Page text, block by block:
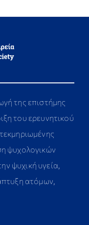
της επιστήμης
του ερευνητικού
ψυχολογικών
ψυχική υγεία,
ατόμων,